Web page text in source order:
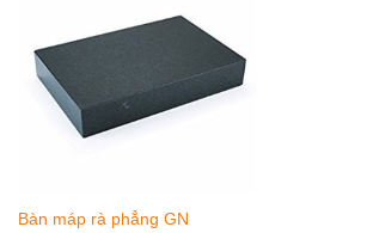
Bàn máp rà phẳng GN